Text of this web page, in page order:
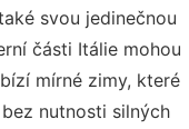
svou jedinečnou
části Itálie mohou
mírné zimy, které
nutnosti silných